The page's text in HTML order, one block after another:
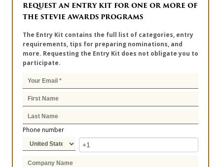
REQUEST AN ENTRY KIT FOR ONE OR MORE OF
THE STEVIE AWARDS PROGRAMS
The Entry Kit contains the full list of categories, entry
requirements, tips for preparing nominations, and
more. Requesting the Entry Kit does not obligate you to
participate.
Phone number